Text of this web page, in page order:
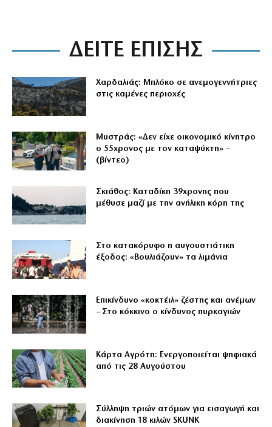
ΔΕΙΤΕ ΕΠΙΣΗΣ
Χαρδαλιάς: Μπλόκο σε ανεμογεννήτριες
στις καμένες περιοχές
Μυστράς: «Δεν είχε οικονομικό κίνητρο
ο 55χρονος με τον καταψύκτη» –
(βίντεο)
Σκιάθος: Καταδίκη 39χρονης που
μέθυσε μαζί με την ανήλικη κόρη της
Στο κατακόρυφο η αυγουστιάτικη
έξοδος: «Βουλιάζουν» τα λιμάνια
Επικίνδυνο «κοκτέιλ» ζέστης και ανέμων
– Στο κόκκινο ο κίνδυνος πυρκαγιών
Κάρτα Αγρότη: Ενεργοποιείται ψηφιακά
από τις 28 Αυγούστου
Σύλληψη τριών ατόμων για εισαγωγή και
διακίνηση 18 κιλών SKUNK